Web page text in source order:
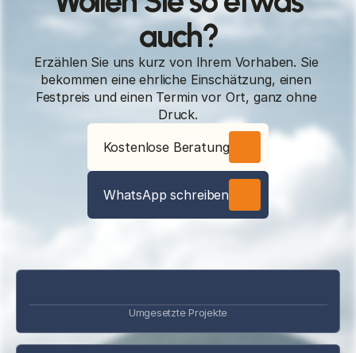
Umgesetzte Projekte
auch?
Erzählen Sie uns kurz von Ihrem Vorhaben. Sie
bekommen eine ehrliche Einschätzung, einen
Festpreis und einen Termin vor Ort, ganz ohne
Druck.
Kostenlose Beratung
WhatsApp schreiben